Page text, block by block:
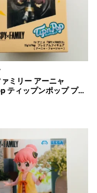
ミリー アーニャ
ティップンポップ プレ
ギュア SPY×FAMILY